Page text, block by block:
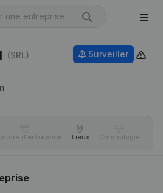
(SRL)
Surveiller
d'entreprise Lieux Chronologie